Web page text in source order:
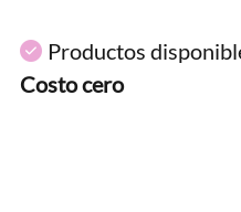
Productos
Costo cero